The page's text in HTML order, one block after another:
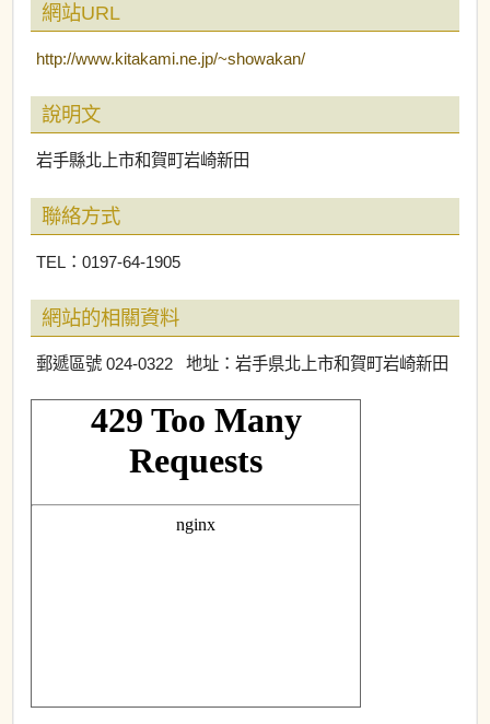
網站URL
http://www.kitakami.ne.jp/~showakan/
說明文
岩手縣北上市和賀町岩崎新田
聯絡方式
TEL：0197-64-1905
網站的相關資料
郵遞區號 024-0322 地址：岩手県北上市和賀町岩崎新田